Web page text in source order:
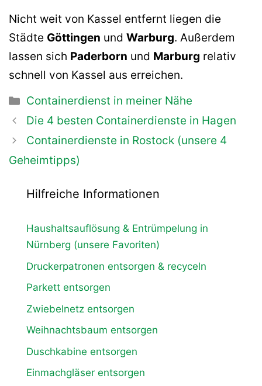
Nicht weit von Kassel entfernt liegen die
Städte Göttingen und Warburg. Außerdem
lassen sich Paderborn und Marburg relativ
schnell von Kassel aus erreichen.
Kategorien
Containerdienst in meiner Nähe
Beitrags-
Navigation
Die 4 besten Containerdienste in Hagen
Containerdienste in Rostock (unsere 4
Geheimtipps)
Hilfreiche Informationen
Haushaltsauflösung & Entrümpelung in
Nürnberg (unsere Favoriten)
Druckerpatronen entsorgen & recyceln
Parkett entsorgen
Zwiebelnetz entsorgen
Weihnachtsbaum entsorgen
Duschkabine entsorgen
Einmachgläser entsorgen